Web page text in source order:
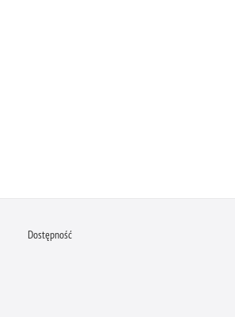
Dostępność